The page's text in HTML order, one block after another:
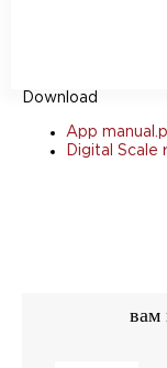
Download
App
Digital Scale
вам